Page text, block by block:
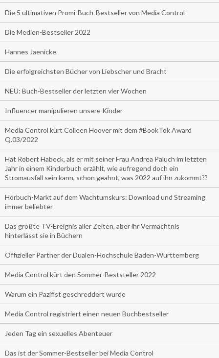
Die 5 ultimativen Promi-Buch-Bestseller von Media Control
Die Medien-Bestseller 2022
Hannes Jaenicke
Die erfolgreichsten Bücher von Liebscher und Bracht
NEU: Buch-Bestseller der letzten vier Wochen
Influencer manipulieren unsere Kinder
Media Control kürt Colleen Hoover mit dem #BookTok Award
Q.03/2022
Hat Robert Habeck, als er mit seiner Frau Andrea Paluch im letzten
Jahr in einem Kinderbuch erzählt, wie aufregend doch ein
Stromausfall sein kann, schon geahnt, was 2022 auf ihn zukommt??
Hörbuch-Markt auf dem Wachtumskurs: Download und Streaming
immer beliebter
Das größte TV-Ereignis aller Zeiten, aber ihr Vermächtnis
hinterlässt sie in Büchern
Offizieller Partner der Dualen-Hochschule Baden-Württemberg
Media Control kürt den Sommer-Beststeller 2022
Warum ein Pazifist geschreddert wurde
Media Control registriert einen neuen Buchbestseller
Jeden Tag ein sexuelles Abenteuer
Das ist der Sommer-Bestseller bei Media Control